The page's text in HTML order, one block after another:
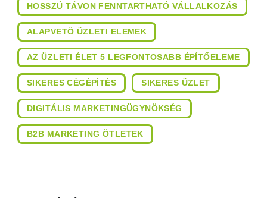
HOSSZÚ TÁVON FENNTARTHATÓ VÁLLALKOZÁS
ALAPVETŐ ÜZLETI ELEMEK
AZ ÜZLETI ÉLET 5 LEGFONTOSABB ÉPÍTŐELEME
SIKERES CÉGÉPÍTÉS SIKERES ÜZLET
DIGITÁLIS MARKETINGÜGYNÖKSÉG
B2B MARKETING ÖTLETEK